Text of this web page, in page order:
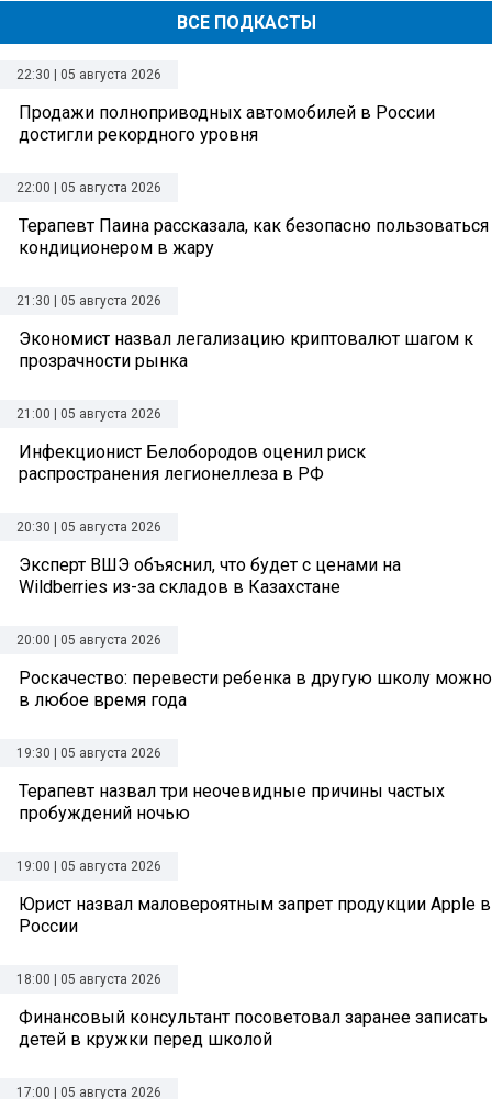
ВСЕ ПОДКАСТЫ
22:30 | 05 августа 2026
Продажи полноприводных автомобилей в России
достигли рекордного уровня
22:00 | 05 августа 2026
Терапевт Паина рассказала, как безопасно пользоваться
кондиционером в жару
21:30 | 05 августа 2026
Экономист назвал легализацию криптовалют шагом к
прозрачности рынка
21:00 | 05 августа 2026
Инфекционист Белобородов оценил риск
распространения легионеллеза в РФ
20:30 | 05 августа 2026
Эксперт ВШЭ объяснил, что будет с ценами на
Wildberries из-за складов в Казахстане
20:00 | 05 августа 2026
Роскачество: перевести ребенка в другую школу можно
в любое время года
19:30 | 05 августа 2026
Терапевт назвал три неочевидные причины частых
пробуждений ночью
19:00 | 05 августа 2026
Юрист назвал маловероятным запрет продукции Apple в
России
18:00 | 05 августа 2026
Финансовый консультант посоветовал заранее записать
детей в кружки перед школой
17:00 | 05 августа 2026